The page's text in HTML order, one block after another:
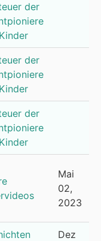
der
der
der
Mai
02,
2023
Dez